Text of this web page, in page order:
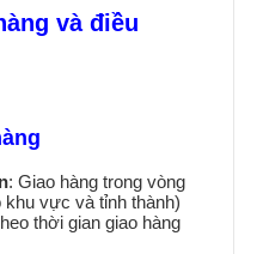
và điều
: Giao hàng trong vòng
khu vực và tỉnh thành)
thời gian giao hàng